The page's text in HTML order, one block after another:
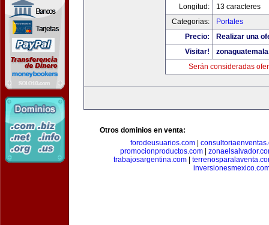
Longitud:
13 caracteres
Categorias:
Portales
Precio:
Realizar una
Visitar!
Serán consideradas
Otros dominios en venta:
forodeusuarios.com
promocionproductos.com|
trabajosargentina.com